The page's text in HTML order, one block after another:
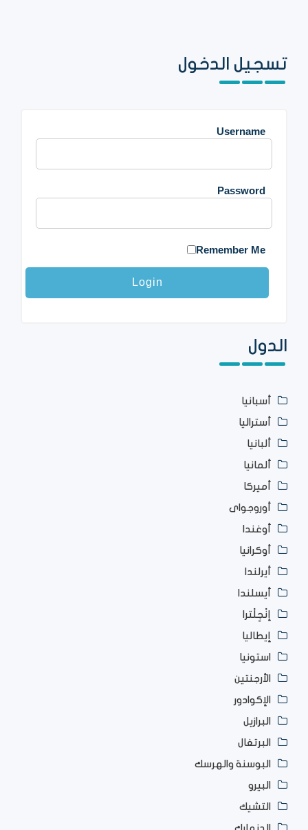
تسجيل الدخول
Username
Password
Remember Me
الدول
أسبانيا
أستراليا
ألبانيا
ألمانيا
أميركا
أوروجواى
أوغندا
أوكرانيا
أيرلندا
أيسلندا
إنْجِلْترا
إيطاليا
استونيا
الأرجنتين
الإكوادور
البرازيل
البرتغال
البوسنة والهرسك
البيرو
التشيك